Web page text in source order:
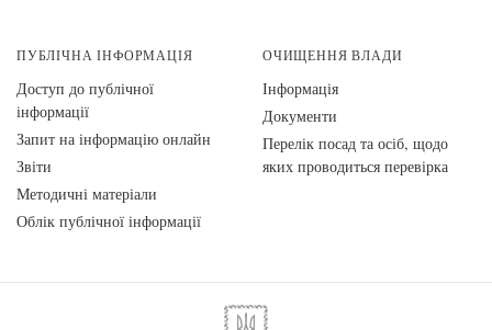
ПУБЛІЧНА ІНФОРМАЦІЯ
Доступ до публічної
інформації
Запит на інформацію онлайн
Звіти
Методичні матеріали
Облік публічної інформації
ОЧИЩЕННЯ ВЛАДИ
Інформація
Документи
Перелік посад та осіб, щодо
яких проводиться перевірка